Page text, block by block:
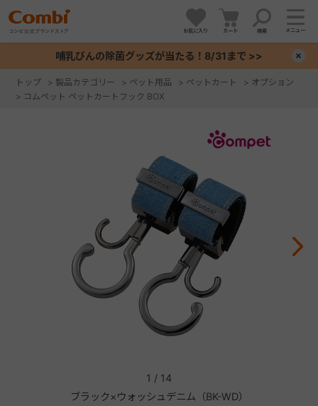
お気に入り カート 検索 メニュー
哺乳びんの除菌グッズが当たる！8/31まで >>
トップ > 製品カテゴリー > ペット用品 > ペットカート > オプション
> コムペット ペットカートフック BOX
ブラック×ウォッシュデニム（BK-WD）
1 / 14